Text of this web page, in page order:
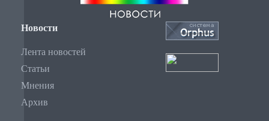
Новости
Лента новостей
Статьи
Мнения
Архив